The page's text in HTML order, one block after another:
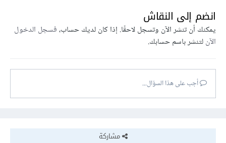
انضم إلى النقاش
يمكنك أن تنشر الآن وتسجل لاحقًا. إذا كان لديك حساب،فسجل الدخول
الآنلتنشر باسم حسابك.
أجب على هذا السؤال...
مشاركة